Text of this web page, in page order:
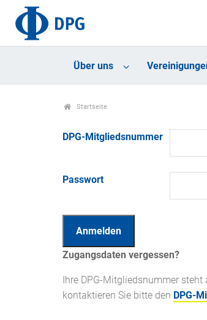
Über uns
Startseite
DPG-Mitgliedsnummer
Passwort
Zugangsdaten vergessen?
Ihre DPG-Mitgliedsnummer
kontaktieren Sie bitte den DPG-